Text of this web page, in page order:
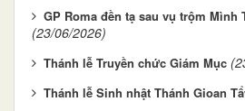
GP Roma đền tạ sau vụ trộm Mình
(23/06/2026)
Thánh lễ Truyền chức Giám Mục
Thánh lễ Sinh nhật Thánh Gioan